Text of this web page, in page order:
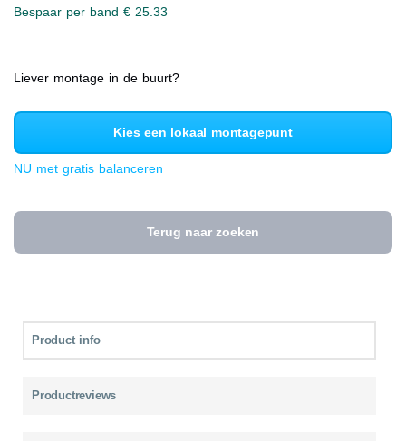
Bespaar per band € 25.33
Liever montage in de buurt?
Kies een lokaal montagepunt
NU met gratis balanceren
Terug naar zoeken
Product info
Productreviews